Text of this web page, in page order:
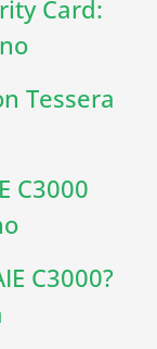
Card:
Tessera
C3000
C3000?